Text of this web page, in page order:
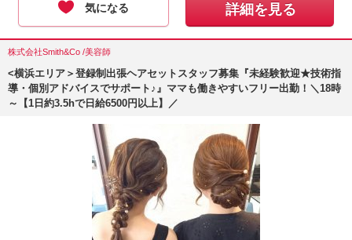
気になる 詳細を見る
株式会社Smith&Co /美容師
<横浜エリア＞登録制出張ヘアセットスタッフ募集『未経験歓迎★技術指
導・個別アドバイスでサポート♪』ママも働きやすいフリー出勤！＼18時
～【1日約3.5hで日給6500円以上】／